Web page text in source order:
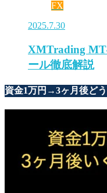
FX
2025.7.30
XMTrading
ール徹底解説
資金1万円→3ヶ月後ど